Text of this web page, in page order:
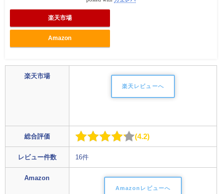
楽天市場
Amazon
楽天市場
楽天レビューへ
総合評価 4.2
レビュー件数 16件
Amazon
Amazonレビューへ